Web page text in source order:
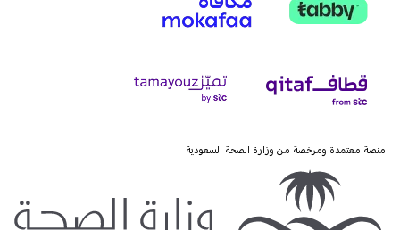
منصة معتمدة ومرخصة من وزارة الصحة السعودية